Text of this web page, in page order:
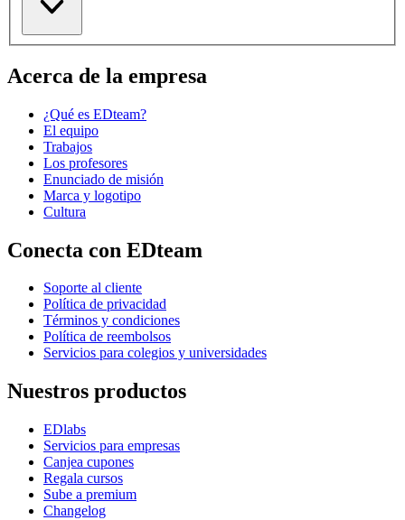
Acerca de la empresa
¿Qué es EDteam?
El equipo
Trabajos
Los profesores
Enunciado de misión
Marca y logotipo
Cultura
Conecta con EDteam
Soporte al cliente
Política de privacidad
Términos y condiciones
Política de reembolsos
Servicios para colegios y universidades
Nuestros productos
EDlabs
Servicios para empresas
Canjea cupones
Regala cursos
Sube a premium
Changelog